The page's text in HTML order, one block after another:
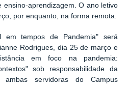
ensino-aprendizagem. O ano letivo
por enquanto, na forma remota.
em tempos de Pandemia" será
Rodrigues, dia 25 de março e
em foco na pandemia:
sob responsabilidade da
ambas servidoras do Campus